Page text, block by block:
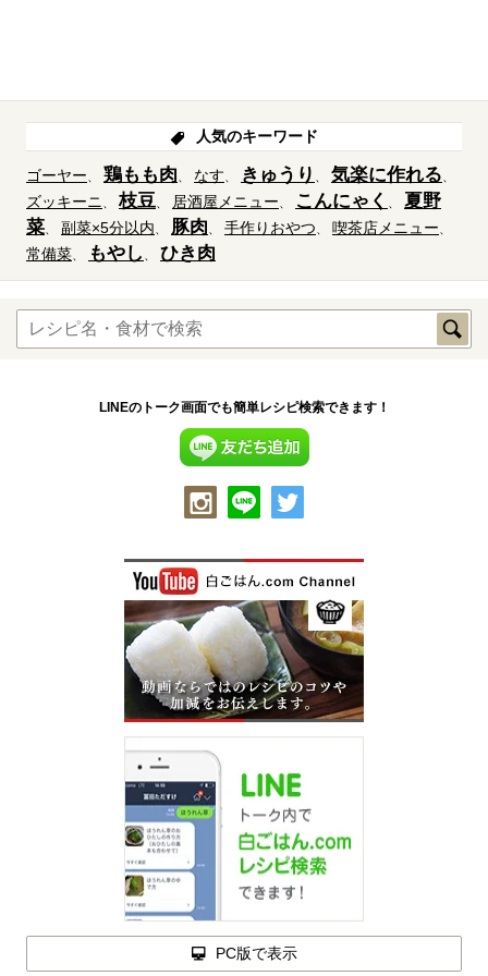
人気のキーワード
ゴーヤー 鶏もも肉 なす きゅうり 気楽に作れる
ズッキーニ 枝豆 居酒屋メニュー こんにゃく
夏野
菜
副菜×5分以内 豚肉 手作りおやつ
喫茶店メニュー
常備菜
もやし ひき肉
LINEのトーク画面でも簡単レシピ検索できます！
PC版で表示